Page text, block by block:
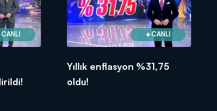
CANLI CANLI
Yıllık enflasyon %31,75
oldu!